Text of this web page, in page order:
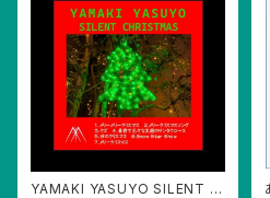
YAMAKI YASUYO SILENT C